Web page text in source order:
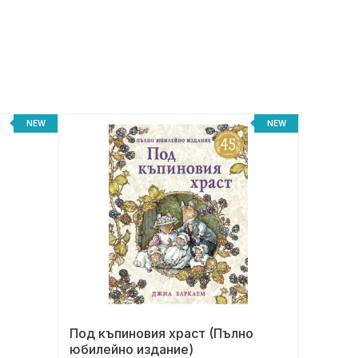
NEW NEW
Под къпиновия храст (Пълно
юбилейно издание)